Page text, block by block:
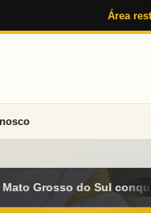
Área
medalhas e alcança o